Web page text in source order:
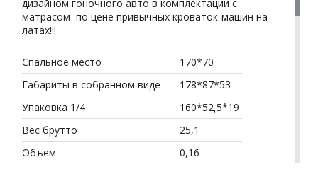
дизайном гоночного авто в комплектации с
матрасом по цене привычных кроваток-машин на
латах!!!
Спальное место
170*70
Габариты в собранном виде
178*87*53
Упаковка 1/4
160*52,5*19
Вес брутто
25,1
Объем
0,16